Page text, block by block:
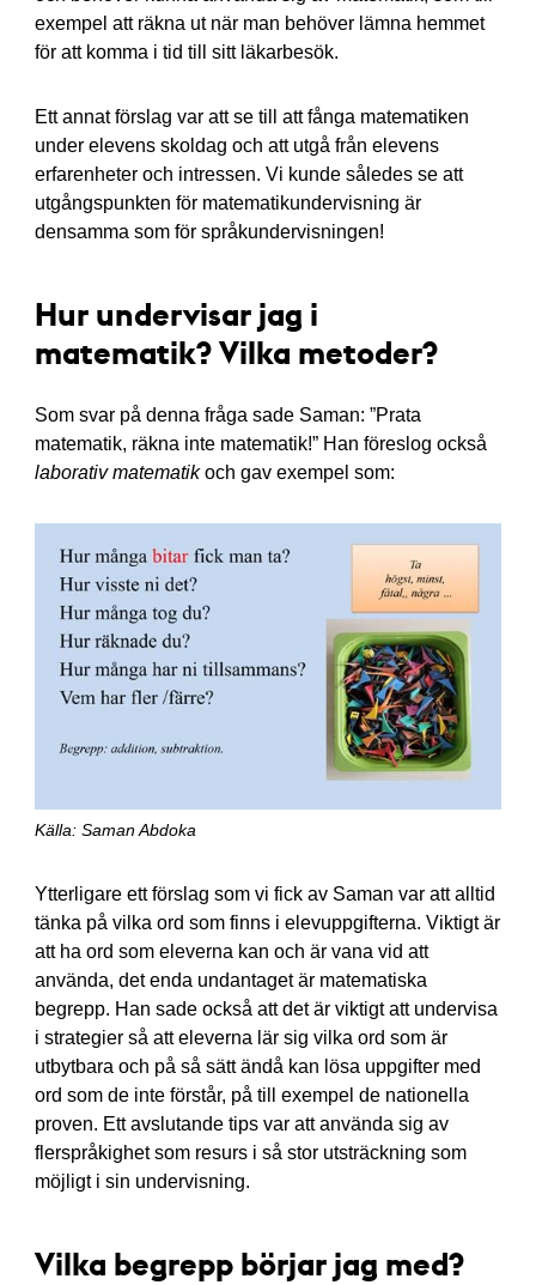
exempel att räkna ut när man behöver lämna hemmet
för att komma i tid till sitt läkarbesök.
Ett annat förslag var att se till att fånga matematiken
under elevens skoldag och att utgå från elevens
erfarenheter och intressen. Vi kunde således se att
utgångspunkten för matematikundervisning är
densamma som för språkundervisningen!
Hur undervisar jag i
matematik? Vilka metoder?
Som svar på denna fråga sade Saman: ”Prata
matematik, räkna inte matematik!” Han föreslog också
laborativ matematikoch gav exempel som:
Källa: Saman Abdoka
Ytterligare ett förslag som vi fick av Saman var att alltid
tänka på vilka ord som finns i elevuppgifterna. Viktigt är
att ha ord som eleverna kan och är vana vid att
använda, det enda undantaget är matematiska
begrepp. Han sade också att det är viktigt att undervisa
i strategier så att eleverna lär sig vilka ord som är
utbytbara och på så sätt ändå kan lösa uppgifter med
ord som de inte förstår, på till exempel de nationella
proven. Ett avslutande tips var att använda sig av
flerspråkighet som resurs i så stor utsträckning som
möjligt i sin undervisning.
Vilka begrepp börjar jag med?